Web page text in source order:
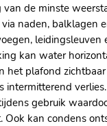
de minste
naden, balklagen
leidingsleuven
kan water
het plafond
intermitterend
gebruik
Ook kan condens